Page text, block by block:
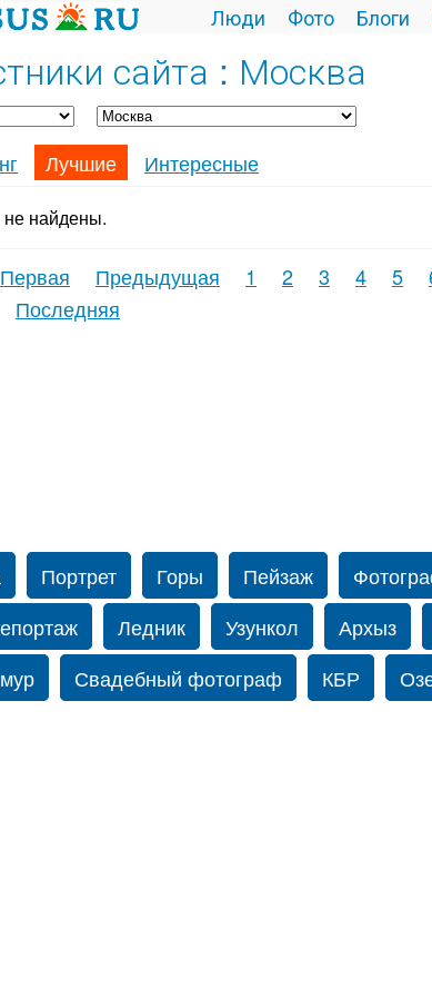
Люди Фото Блоги
сайта : Москва
Лучшие Интересные
не найдены.
Первая Предыдущая 1 2 3 4 5
Последняя
Портрет Горы Пейзаж
Ледник Узункол Архыз
Свадебный фотограф КБР